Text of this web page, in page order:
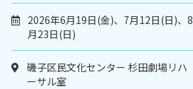
2026年6月19日(金)、7月12日(日)、8
月23日(日)
磯子区民文化センター 杉田劇場リハ
ーサル室